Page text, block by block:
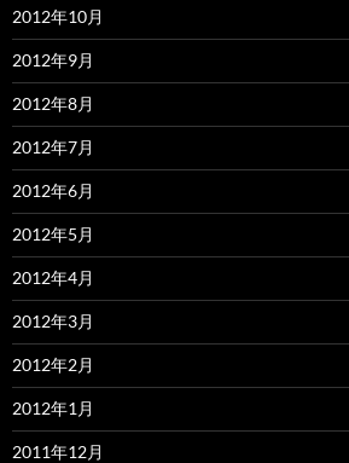
2012年10月
2012年9月
2012年8月
2012年7月
2012年6月
2012年5月
2012年4月
2012年3月
2012年2月
2012年1月
2011年12月